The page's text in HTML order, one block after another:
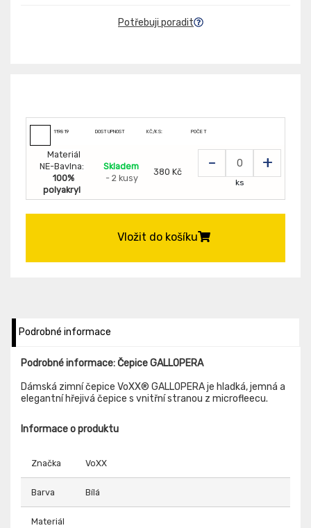
Potřebuji poradit
119819 DOSTUPNOST KČ/KS: POČET
Materiál
NE-Bavlna:
100%
polyakryl
Skladem
- 2 kusy
380 Kč - +
ks
Vložit do košíku
Podrobné informace
Podrobné informace: Čepice GALLOPERA
Dámská zimní čepice VoXX® GALLOPERA je hladká, jemná a
elegantní hřejivá čepice s vnitřní stranou z microfleecu.
Informace o produktu
Značka VoXX
Barva Bílá
Materiál